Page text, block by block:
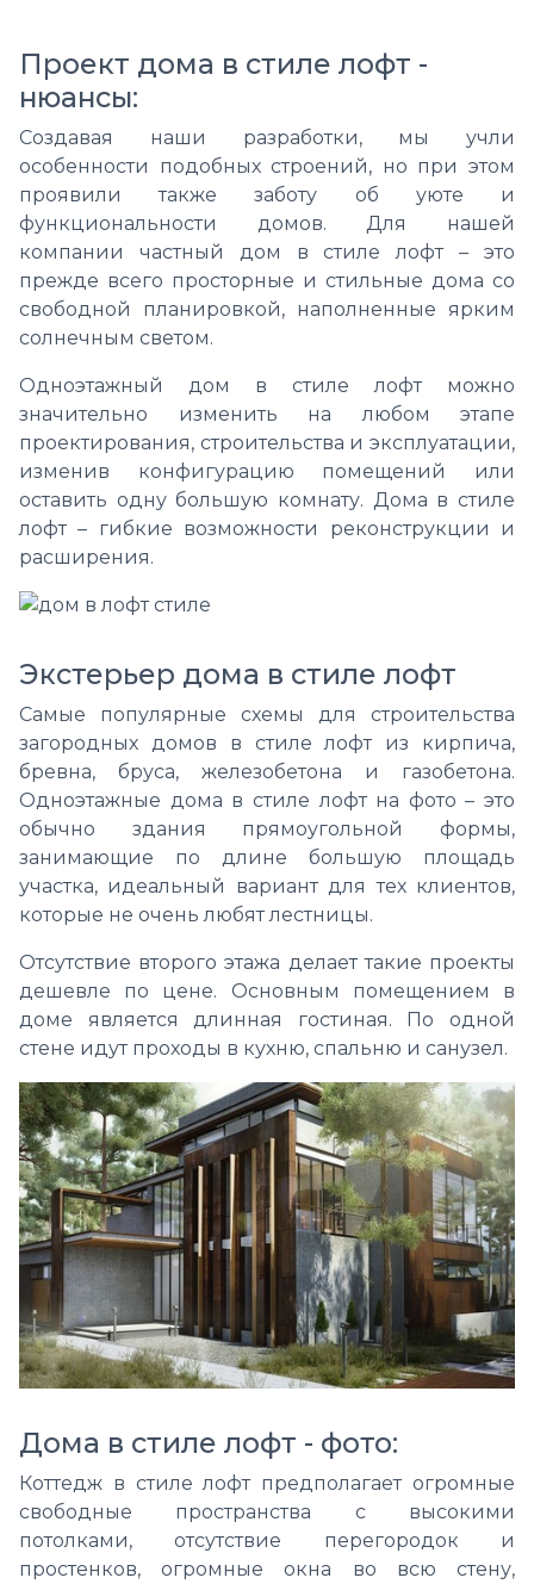
Проект дома в стиле лофт -
нюансы:
Создавая наши разработки, мы учли
особенности подобных строений, но при этом
проявили также заботу об уюте и
функциональности домов. Для нашей
компании частный дом в стиле лофт – это
прежде всего просторные и стильные дома со
свободной планировкой, наполненные ярким
солнечным светом.
Одноэтажный дом в стиле лофт можно
значительно изменить на любом этапе
проектирования, строительства и эксплуатации,
изменив конфигурацию помещений или
оставить одну большую комнату. Дома в стиле
лофт – гибкие возможности реконструкции и
расширения.
Экстерьер дома в стиле лофт
Самые популярные схемы для строительства
загородных домов в стиле лофт из кирпича,
бревна, бруса, железобетона и газобетона.
Одноэтажные дома в стиле лофт на фото – это
обычно здания прямоугольной формы,
занимающие по длине большую площадь
участка, идеальный вариант для тех клиентов,
которые не очень любят лестницы.
Отсутствие второго этажа делает такие проекты
дешевле по цене. Основным помещением в
доме является длинная гостиная. По одной
стене идут проходы в кухню, спальню и санузел.
Дома в стиле лофт - фото:
Коттедж в стиле лофт предполагает огромные
свободные пространства с высокими
потолками, отсутствие перегородок и
простенков, огромные окна во всю стену,